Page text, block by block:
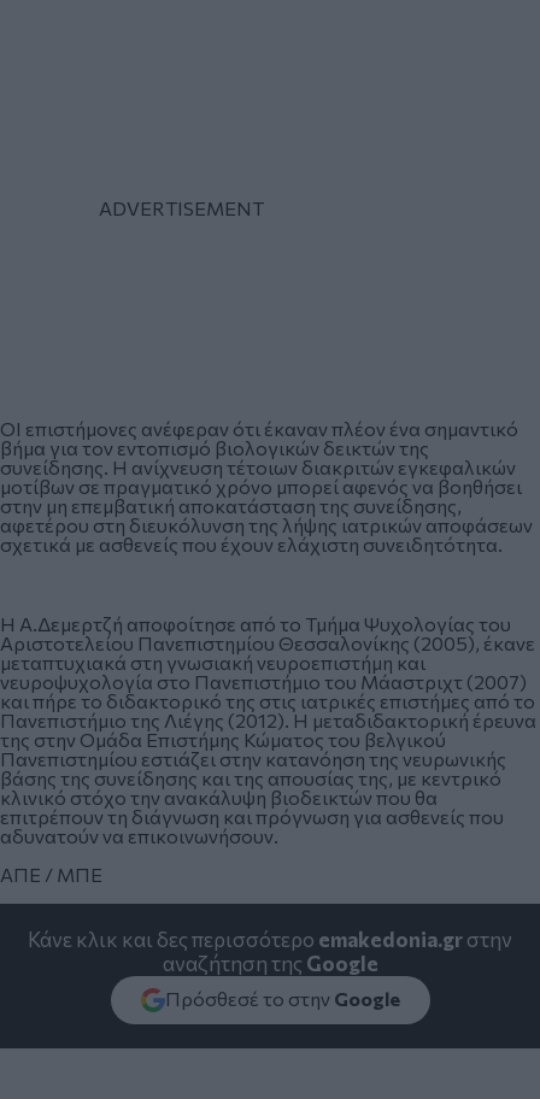
ΟΙ επιστήμονες ανέφεραν ότι έκαναν πλέον ένα σημαντικό
βήμα για τον εντοπισμό βιολογικών δεικτών της
συνείδησης. Η ανίχνευση τέτοιων διακριτών εγκεφαλικών
μοτίβων σε πραγματικό χρόνο μπορεί αφενός να βοηθήσει
στην μη επεμβατική αποκατάσταση της συνείδησης,
αφετέρου στη διευκόλυνση της λήψης ιατρικών αποφάσεων
σχετικά με ασθενείς που έχουν ελάχιστη συνειδητότητα.
Η Α.Δεμερτζή αποφοίτησε από το Τμήμα Ψυχολογίας του
Αριστοτελείου Πανεπιστημίου Θεσσαλονίκης (2005), έκανε
μεταπτυχιακά στη γνωσιακή νευροεπιστήμη και
νευροψυχολογία στο Πανεπιστήμιο του Μάαστριχτ (2007)
και πήρε το διδακτορικό της στις ιατρικές επιστήμες από το
Πανεπιστήμιο της Λιέγης (2012). Η μεταδιδακτορική έρευνα
της στην Ομάδα Επιστήμης Κώματος του βελγικού
Πανεπιστημίου εστιάζει στην κατανόηση της νευρωνικής
βάσης της συνείδησης και της απουσίας της, με κεντρικό
κλινικό στόχο την ανακάλυψη βιοδεικτών που θα
επιτρέπουν τη διάγνωση και πρόγνωση για ασθενείς που
αδυνατούν να επικοινωνήσουν.
ΑΠΕ / ΜΠΕ
Κάνε κλικ και δες περισσότερο emakedonia.grστην
αναζήτηση της Google
Πρόσθεσέ το στην Google